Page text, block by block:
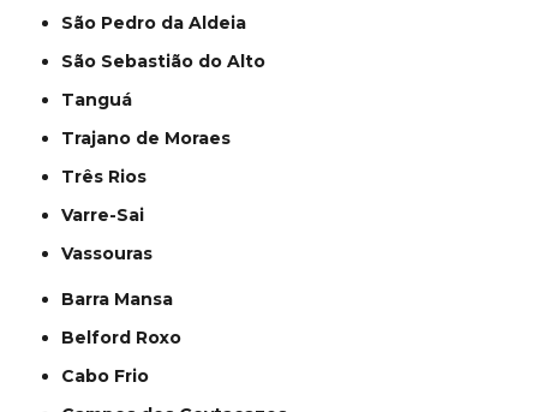
São Pedro da Aldeia
São Sebastião do Alto
Tanguá
Trajano de Moraes
Três Rios
Varre-Sai
Vassouras
Barra Mansa
Belford Roxo
Cabo Frio